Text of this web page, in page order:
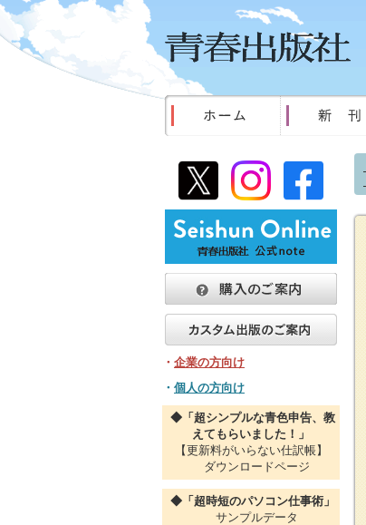
・ 企業の方向け
・ 個人の方向け
◆「超シンプルな青色申告、教
えてもらいました！」
【更新料がいらない仕訳帳】
ダウンロードページ
◆「超時短のパソコン仕事術」
サンプルデータ